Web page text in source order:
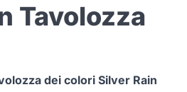
Tavolozza
dei colori Silver Rain